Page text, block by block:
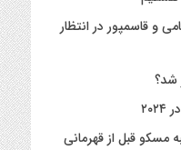
امامی و قاسمپور در انتظار
مسکو قبل از قهرمانی